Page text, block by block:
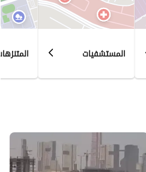
المستشفيات المتنزهات